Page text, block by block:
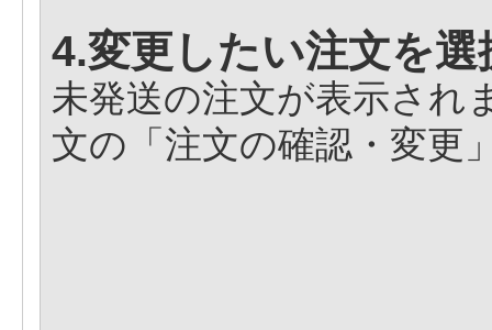
4.変更したい注文を選
未発送の注文が表示され
文の「注文の確認・変更